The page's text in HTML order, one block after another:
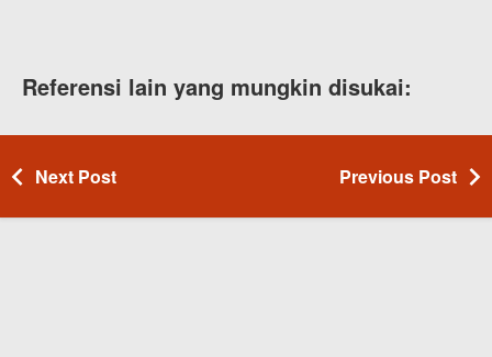
Referensi lain yang mungkin disukai:
Next Post Previous Post